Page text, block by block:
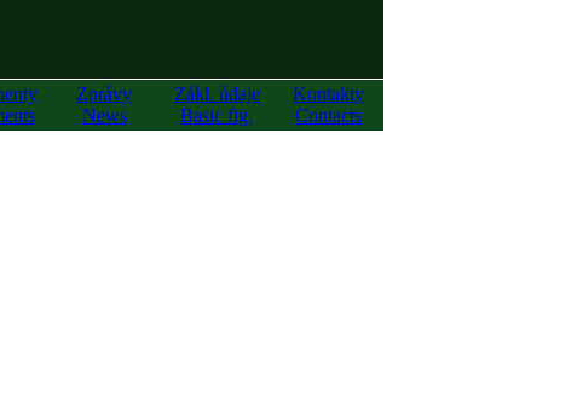
Zprávy
News
Zákl. údaje
Basic fig.
Kontakty
Contacts